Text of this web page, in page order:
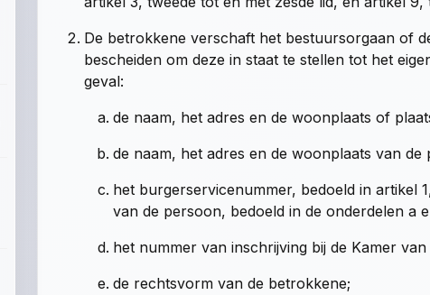
De betrokkene verschaft het bestuursorgaan of
bescheiden om deze in staat te stellen tot het
geval:
de naam, het adres en de woonplaats of
de naam, het adres en de woonplaats van
het burgerservicenummer, bedoeld in artikel
van de persoon, bedoeld in de onderdelen a
het nummer van inschrijving bij de Kamer
de rechtsvorm van de betrokkene;